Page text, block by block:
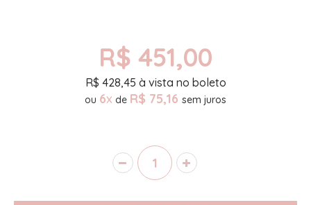
R$ 451,00
R$ 428,45 à vista no boleto
ou 6x de R$ 75,16